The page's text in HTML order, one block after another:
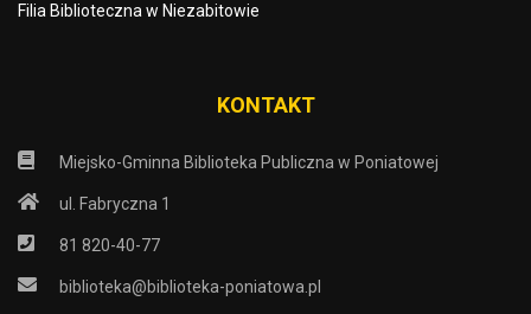
Filia Biblioteczna w Niezabitowie
KONTAKT
Miejsko-Gminna Biblioteka Publiczna w Poniatowej
ul. Fabryczna 1
81 820-40-77
biblioteka@biblioteka-poniatowa.pl